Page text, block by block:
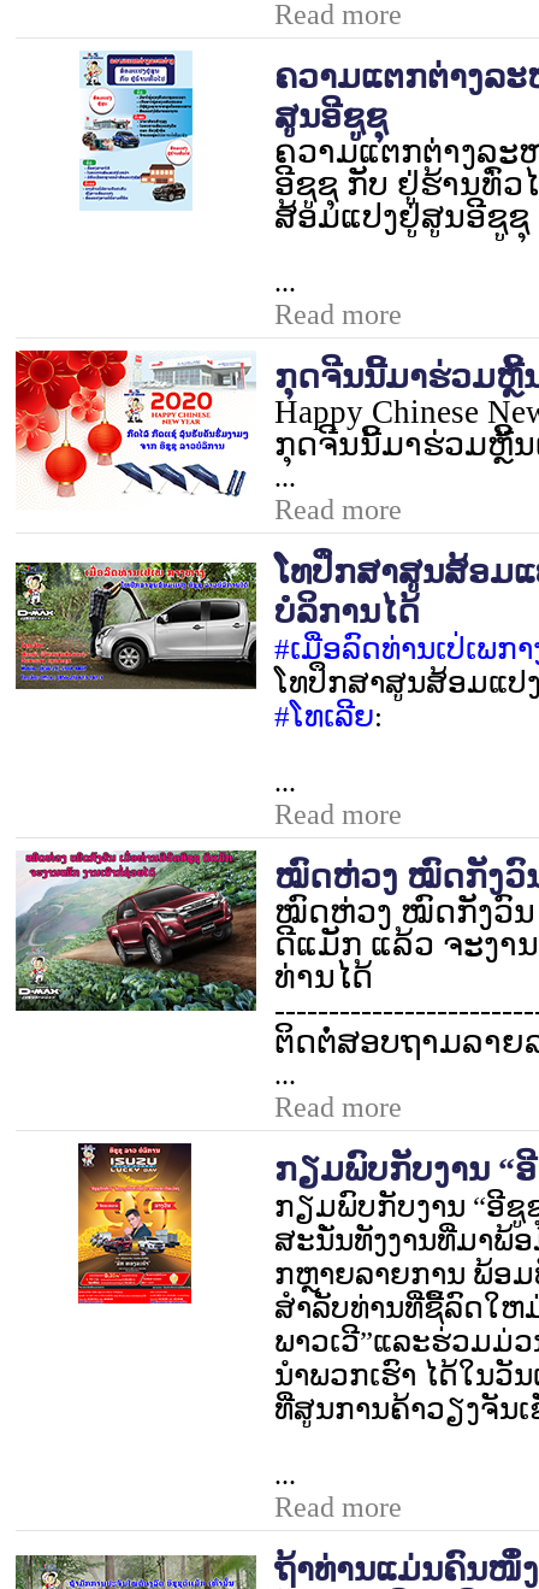
Read more
ຄວາມແຕກຕ່າງລ
ສູນອີຊູຊຸ
ຄວາມແຕກຕ່າງລະ
ອີຊູຊຸ ກັບ ຢູ່ຮ້ານທົ່ວ
ສ້ອມແປງຢູ່ສູນອີຊູຊຸ
...
Read more
ກຸດຈີນນີ້ມາຮ່ວມຫຼີ້
Happy Chinese
ກຸດຈີນນີ້ມາຮ່ວມຫຼີ້ນ
...
Read more
ໂທປຶກສາສູນສ້ອມ
ບໍລິການໄດ້
#ເມື່ອລົດທ່ານເປ່ເພກາ
ໂທປຶກສາສູນສ້ອມແປ
#ໂທເລີຍ:
...
Read more
ໝົດຫ່ວງ ໝົດກັງວົ
ໝົດຫ່ວງ ໝົດກັງວົນ
ດີແມັກ ແລ້ວ ຈະງາ
ທ່ານໄດ້
ຕິດຕໍ່ສອບຖາມລາຍ
...
Read more
ກຽມພົບກັບງານ “
ກຽມພົບກັບງານ “ອີຊູ
ສະນັ່ນທັງງານທີ່ມາພ້
ກຫຼາຍລາຍການ ພ້ອ
ສຳລັບທ່ານທີ່ຊື້ລົດໃ
ພາວເວີ”ແລະຮ່ວມມ່ວ
ນຳພວກເຮົາ ໄດ້ໃນວັ
ທີ່ສູນການຄ້າວຽງຈັນ
...
Read more
ຖ້າທ່ານແມ່ນຄົນໜຶ່